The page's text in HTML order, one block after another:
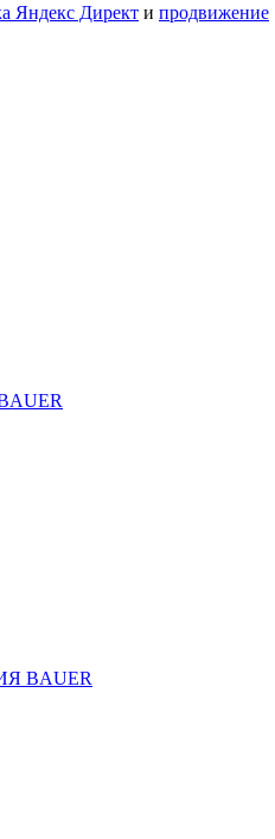
Яндекс Директ и продвижение
BAUER